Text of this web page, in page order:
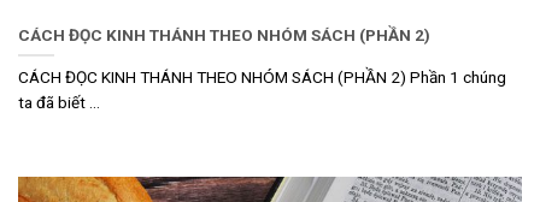
CÁCH ĐỌC KINH THÁNH THEO NHÓM SÁCH (PHẦN 2)
CÁCH ĐỌC KINH THÁNH THEO NHÓM SÁCH (PHẦN 2) Phần 1 chúng
ta đã biết ...